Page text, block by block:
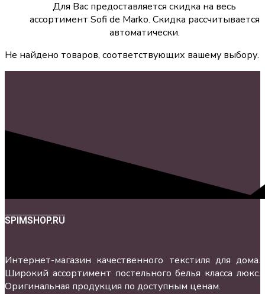
Для Вас предоставляется скидка на весь
ассортимент Sofi de Marko. Скидка рассчитывается
автоматически.
Не найдено товаров, соответствующих вашему выбору.
SPIMSHOP.RU
Интернет-магазин качественного текстиля для дома.
Широкий ассортимент постельного белья класса люкс.
Оригинальная продукция по доступным ценам.